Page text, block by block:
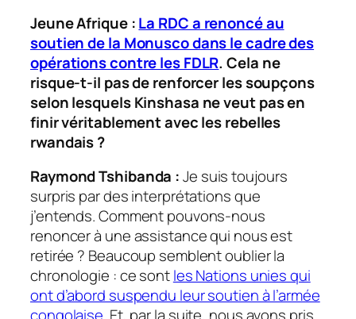
Jeune Afrique :La RDC a renoncé au
soutien de la Monusco dans le cadre des
opérations contre les FDLR. Cela ne
risque-t-il pas de renforcer les soupçons
selon lesquels Kinshasa ne veut pas en
finir véritablement avec les rebelles
rwandais ?
Raymond Tshibanda :Je suis toujours
surpris par des interprétations que
j’entends. Comment pouvons-nous
renoncer à une assistance qui nous est
retirée ? Beaucoup semblent oublier la
chronologie : ce sontles Nations unies qui
ont d’abord suspendu leur soutien à l’armée